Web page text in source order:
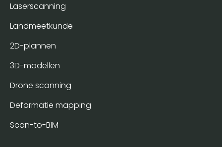
Laserscanning
Landmeetkunde
2D-plannen
3D-modellen
Drone scanning
Deformatie mapping
Scan-to-BIM